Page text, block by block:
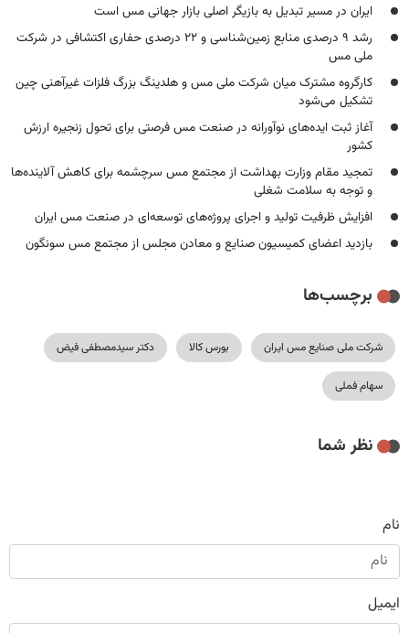
ایران در مسیر تبدیل به بازیگر اصلی بازار جهانی مس است
رشد ۹ درصدی منابع زمین‌شناسی و ۲۲ درصدی حفاری اکتشافی در شرکت
ملی مس
کارگروه مشترک میان شرکت ملی مس و هلدینگ بزرگ فلزات غیرآهنی چین
تشکیل می‌شود
آغاز ثبت ایده‌های نوآورانه در صنعت مس فرصتی برای تحول زنجیره ارزش
کشور
تمجید مقام وزارت بهداشت از مجتمع مس سرچشمه برای کاهش آلاینده‌ها
و توجه به سلامت شغلی
افزایش ظرفیت تولید و اجرای پروژه‌های توسعه‌ای در صنعت مس ایران
بازدید اعضای کمیسیون صنایع و معادن مجلس از مجتمع مس سونگون
برچسب‌ها
شرکت ملی صنایع مس ایران بورس کالا دکتر سیدمصطفی فیض
سهام فملی
نظر شما
نام
ایمیل